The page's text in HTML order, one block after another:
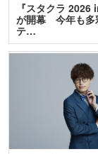
『スタクラ 2026
が開幕 今年も多
テ…